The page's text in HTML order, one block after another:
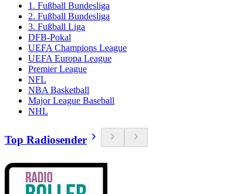
1. Fußball Bundesliga
2. Fußball Bundesliga
3. Fußball Liga
DFB-Pokal
UEFA Champions League
UEFA Europa League
Premier League
NFL
NBA Basketball
Major League Baseball
NHL
Top Radiosender